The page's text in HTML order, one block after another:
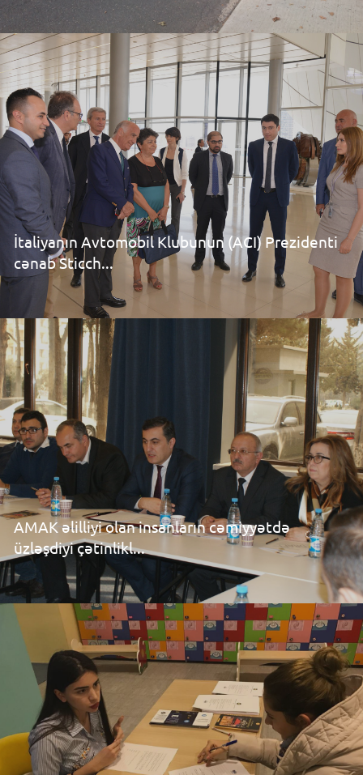
İtaliyanın Avtomobil Klubunun (ACI) Prezidenti
cənab Sticch...
AMAK əlilliyi olan insanların cəmiyyətdə
üzləşdiyi çətinlikl...